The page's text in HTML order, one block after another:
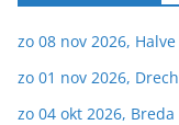
zo 08 nov 2026,
zo 01 nov 2026,
zo 04 okt 2026,